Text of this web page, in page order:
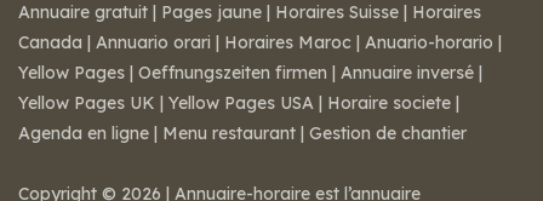
Annuaire gratuit | Pages jaune | Horaires Suisse | Horaires
Canada | Annuario orari | Horaires Maroc | Anuario-horario |
Yellow Pages | Oeffnungszeiten firmen | Annuaire inversé |
Yellow Pages UK | Yellow Pages USA | Horaire societe |
Agenda en ligne | Menu restaurant | Gestion de chantier
Copyright © 2026 | Annuaire-horaire est l’annuaire